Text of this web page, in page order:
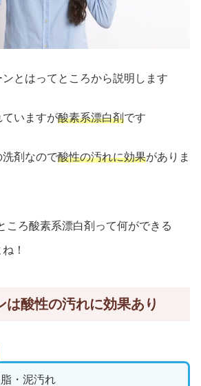
とはってところから説明します
ていますが酸素系漂白剤です
洗剤なので酸性の汚れに効果がありま
ころ酸素系漂白剤って何ができる
！
は酸性の汚れに効果あり
・泥汚れ